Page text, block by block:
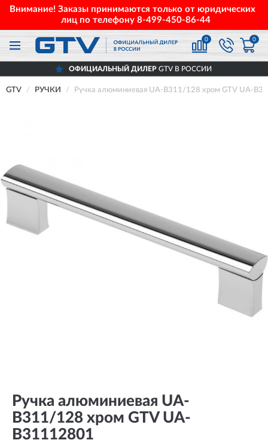
Внимание! Заказы принимаются только от юридических
лиц по телефону 8-499-450-86-44
0 0
ОФИЦИАЛЬНЫЙ ДИЛЕР GTV В РОССИИ
GTV РУЧКИ Ручка алюминиевая UA-B311/128 хром GTV UA-
Ручка алюминиевая UA-
B311/128 хром GTV UA-
B31112801